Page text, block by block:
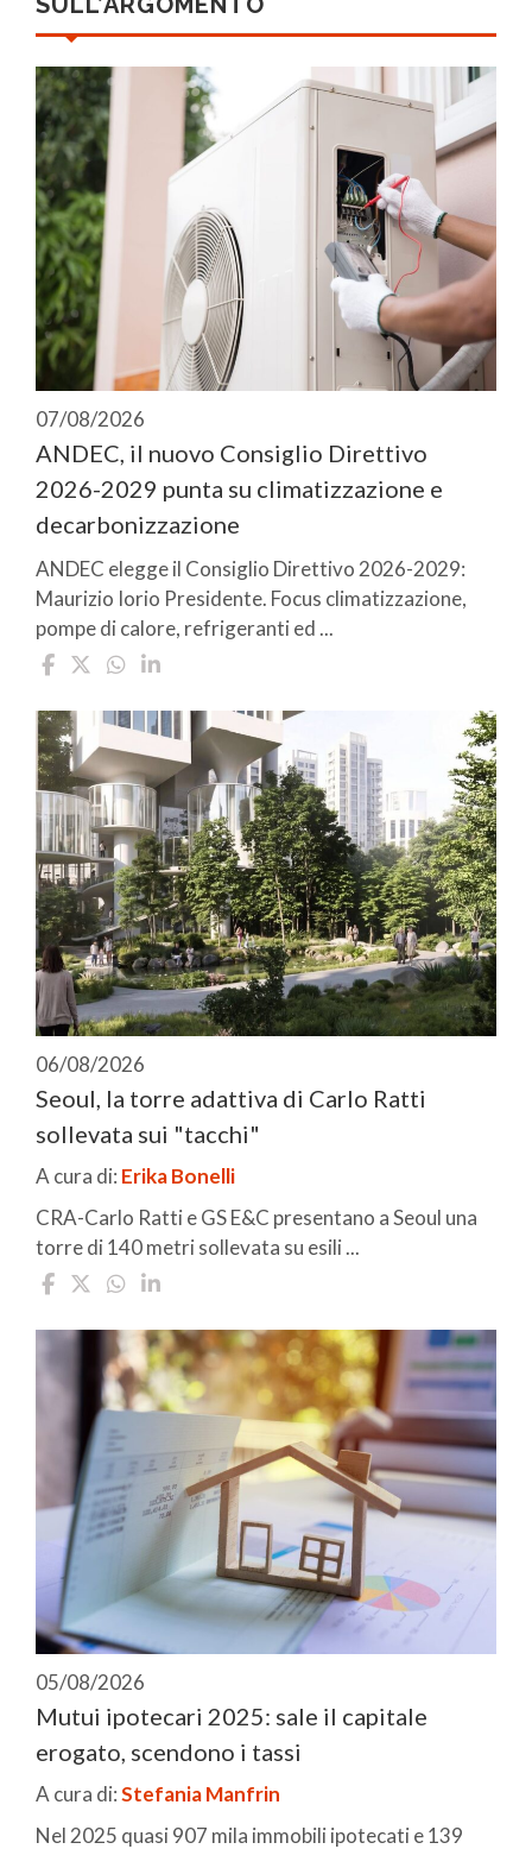
07/08/2026
ANDEC, il nuovo Consiglio Direttivo
2026-2029 punta su climatizzazione e
decarbonizzazione
ANDEC elegge il Consiglio Direttivo 2026-2029:
Maurizio Iorio Presidente. Focus climatizzazione,
pompe di calore, refrigeranti ed ...
06/08/2026
Seoul, la torre adattiva di Carlo Ratti
sollevata sui "tacchi"
A cura di: Erika Bonelli
CRA-Carlo Ratti e GS E&C presentano a Seoul una
torre di 140 metri sollevata su esili ...
05/08/2026
Mutui ipotecari 2025: sale il capitale
erogato, scendono i tassi
A cura di:Stefania Manfrin
Nel 2025 quasi 907 mila immobili ipotecati e 139